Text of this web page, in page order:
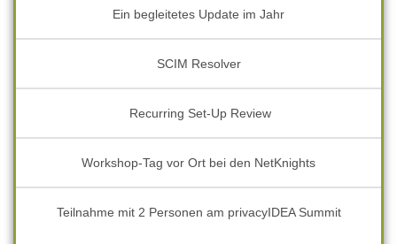
Ein begleitetes Update im Jahr
SCIM Resolver
Recurring Set-Up Review
Workshop-Tag vor Ort bei den NetKnights
Teilnahme mit 2 Personen am privacyIDEA Summit